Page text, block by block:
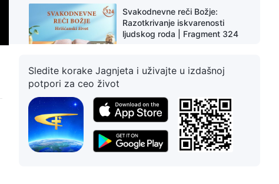
7:39
Svakodnevne reči Božje:
Razotkrivanje iskvarenosti
ljudskog roda | Fragment 324
6:14
Svakodnevne reči Božje:
ljudskog roda | Fragment 325
Svakodnevne reči Božje:
Razotkrivanje iskvarenosti
Sledite korake Jagnjeta i uživajte u izdašnoj
potpori za ceo život